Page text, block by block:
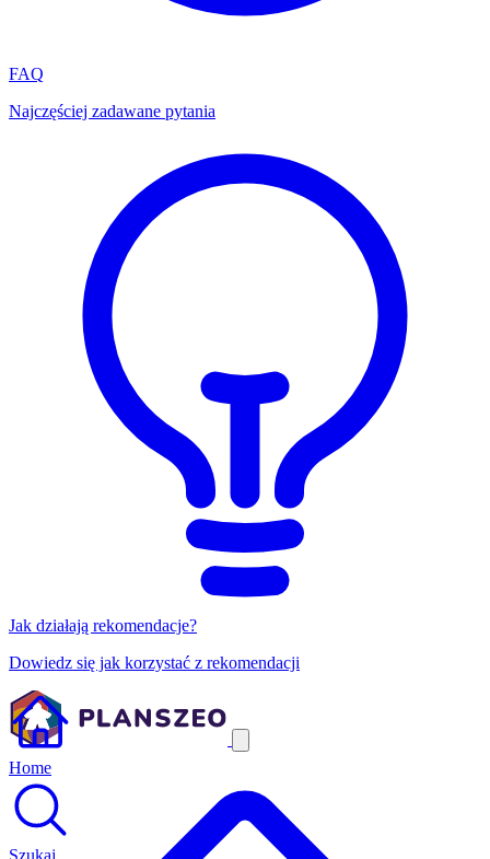
FAQ
Najczęściej zadawane pytania
Jak działają rekomendacje?
Dowiedz się jak korzystać z rekomendacji
Home
Szukaj